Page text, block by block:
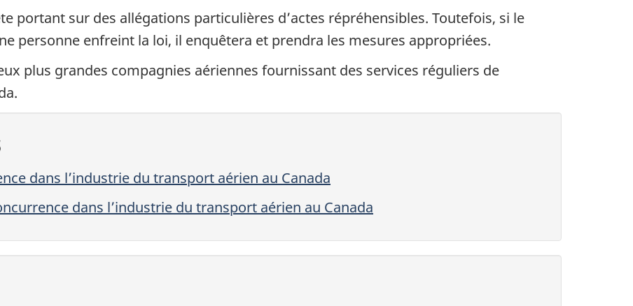
portant sur des allégations particulières d’actes répréhensibles. Toutefois, si le
personne enfreint la loi, il enquêtera et prendra les mesures appropriées.
plus grandes compagnies aériennes fournissant des services réguliers de
dans l’industrie du transport aérien au Canada
dans l’industrie du transport aérien au Canada